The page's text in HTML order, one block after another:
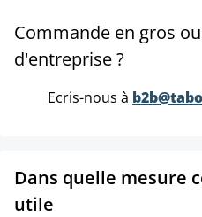
Commande en gros
d'entreprise ?
Ecris-nous à
Dans quelle mesure
utile